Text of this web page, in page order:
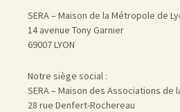
SERA – Maison de la Métropole de
14 avenue Tony Garnier
69007 LYON
Notre siège social :
SERA – Maison des Associations de
28 rue Denfert-Rochereau